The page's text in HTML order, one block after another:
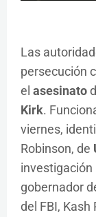
Las
persecución
el asesinato
Kirk.
viernes,
Robinson, de
investigación
gobernador
del FBI,